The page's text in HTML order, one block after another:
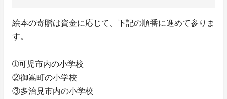
絵本の寄贈は資金に応じて、下記の順番に進めて参りま
す。
➀可児市内の小学校
②御嵩町の小学校
③多治見市内の小学校